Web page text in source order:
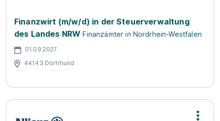
Finanzwirt (m/w/d) in der Steuerverwaltung
des Landes NRW Finanzämter in Nordrhein-Westfalen
01.09.2027
44143 Dortmund